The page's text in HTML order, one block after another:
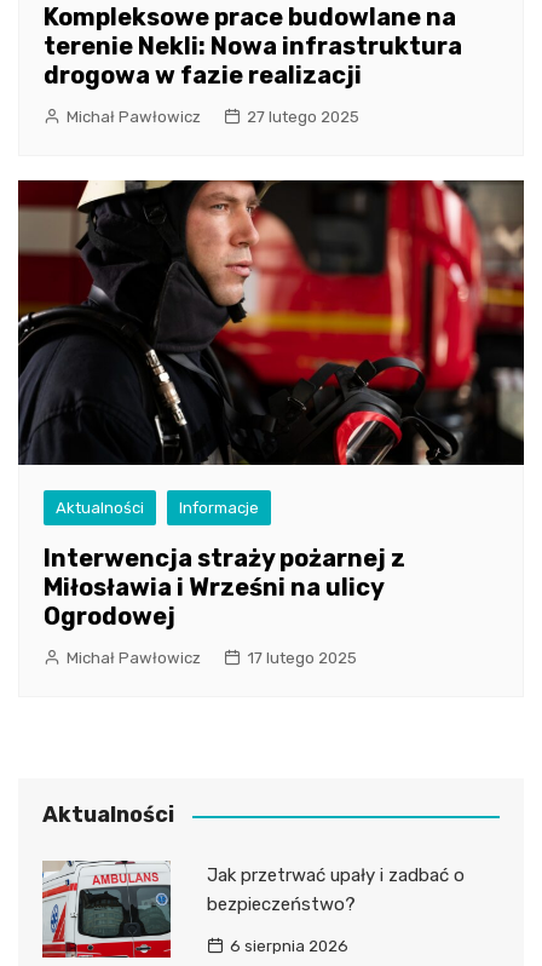
Kompleksowe prace budowlane na
terenie Nekli: Nowa infrastruktura
drogowa w fazie realizacji
Michał Pawłowicz 27 lutego 2025
Aktualności Informacje
Interwencja straży pożarnej z
Miłosławia i Wrześni na ulicy
Ogrodowej
Michał Pawłowicz 17 lutego 2025
Aktualności
Jak przetrwać upały i zadbać o
bezpieczeństwo?
6 sierpnia 2026